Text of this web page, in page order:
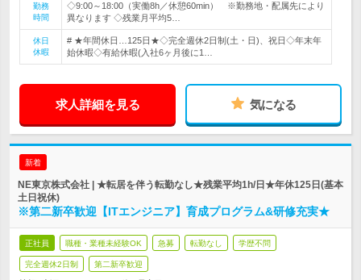
勤務
時間
◇9:00～18:00（実働8h／休憩60min） ※勤務地・配属先により
異なります ◇残業月平均5…
休日
休暇
# ★年間休日…125日★◇完全週休2日制(土・日)、祝日◇年末年
始休暇◇有給休暇(入社6ヶ月後に1…
求人詳細を見る 気になる
新着
NE東京株式会社 | ★転居を伴う転勤なし★残業平均1h/日★年休125日(基本
土日祝休)
※第二新卒歓迎【ITエンジニア】育成プログラム&研修充実★
正社員 職種・業種未経験OK 急募 転勤なし 学歴不問
完全週休2日制 第二新卒歓迎